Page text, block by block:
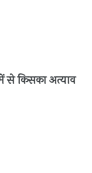
सेकिसकाअत्याव